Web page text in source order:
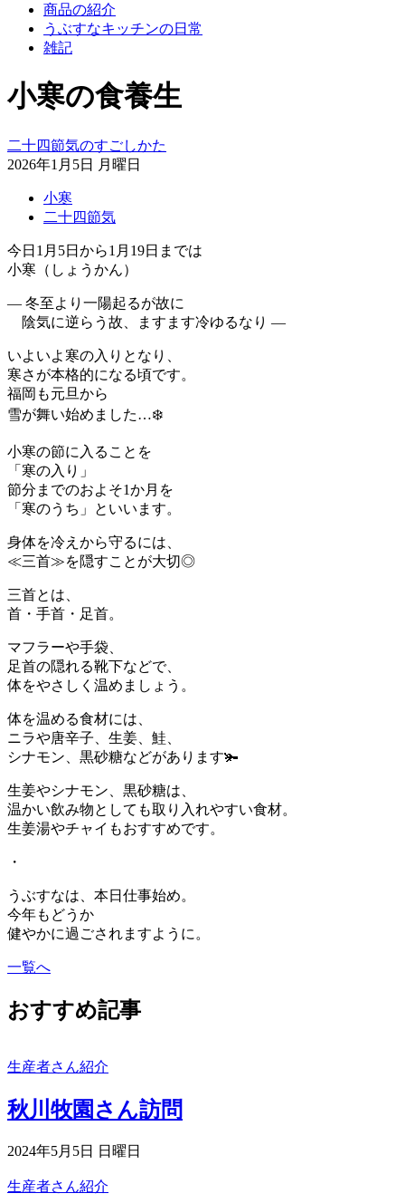
商品の紹介
うぶすなキッチンの日常
雑記
小寒の食養生
二十四節気のすごしかた
2026年1月5日 月曜日
小寒
二十四節気
今日1月5日から1月19日までは
小寒（しょうかん）
― 冬至より一陽起るが故に
陰気に逆らう故、ますます冷ゆるなり ―
いよいよ寒の入りとなり、
寒さが本格的になる頃です。
福岡も元旦から
雪が舞い始めました…❄️
小寒の節に入ることを
「寒の入り」
節分までのおよそ1か月を
「寒のうち」といいます。
身体を冷えから守るには、
≪三首≫を隠すことが大切◎
三首とは、
首・手首・足首。
マフラーや手袋、
足首の隠れる靴下などで、
体をやさしく温めましょう。
体を温める食材には、
ニラや唐辛子、生姜、鮭、
シナモン、黒砂糖などがあります🫚
生姜やシナモン、黒砂糖は、
温かい飲み物としても取り入れやすい食材。
生姜湯やチャイもおすすめです。
・
うぶすなは、本日仕事始め。
今年もどうか
健やかに過ごされますように。
一覧へ
おすすめ記事
生産者さん紹介
秋川牧園さん訪問
2024年5月5日 日曜日
生産者さん紹介